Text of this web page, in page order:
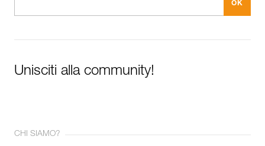
Unisciti alla community!
CHI SIAMO?